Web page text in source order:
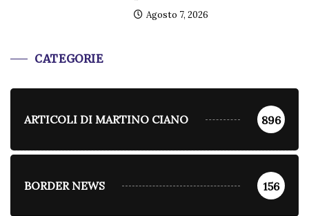
Agosto 7, 2026
CATEGORIE
ARTICOLI DI MARTINO CIANO 896
BORDER NEWS 156